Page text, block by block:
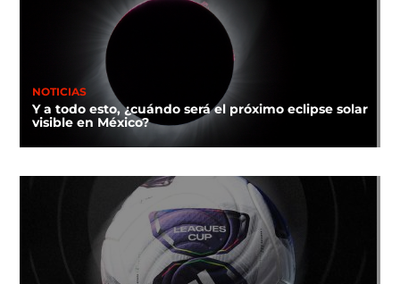
NOTICIAS
Y a todo esto, ¿cuándo será el próximo eclipse solar
visible en México?